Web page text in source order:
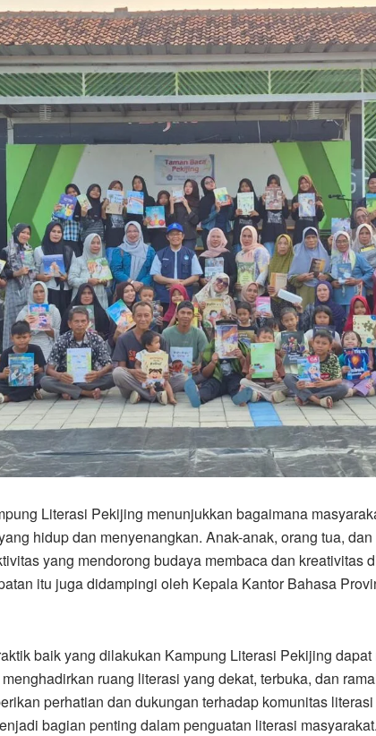
Literasi Pekijing menunjukkan bagaimana
hidup dan menyenangkan. Anak-anak, orang tua,
yang mendorong budaya membaca dan kreativitas
itu juga didampingi oleh Kepala Kantor Bahasa
baik yang dilakukan Kampung Literasi Pekijing
ruang literasi yang dekat, terbuka, dan
perhatian dan dukungan terhadap komunitas
bagian penting dalam penguatan literasi